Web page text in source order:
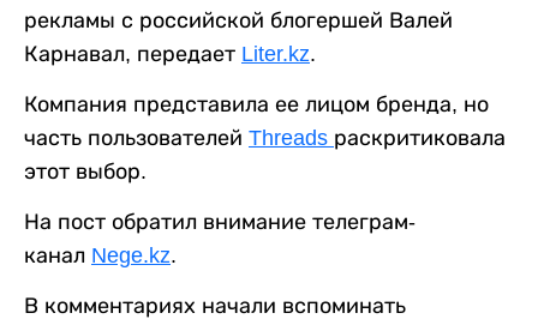
рекламы с российской блогершей Валей
Карнавал, передает Liter.kz.
Компания представила ее лицом бренда, но
часть пользователей Threads раскритиковала
этот выбор.
На пост обратил внимание телеграм-
канал Nege.kz.
В комментариях начали вспоминать